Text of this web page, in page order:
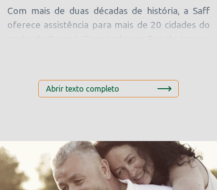
Com mais de duas décadas de história, a Saff
oferece assistência para mais de 20 cidades do
Cobertura 100% Funeral
Abrir texto completo